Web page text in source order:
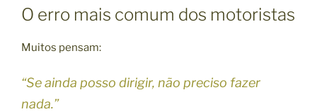
O erro mais comum dos motoristas
Muitos pensam:
“Se ainda posso dirigir, não preciso fazer
nada.”